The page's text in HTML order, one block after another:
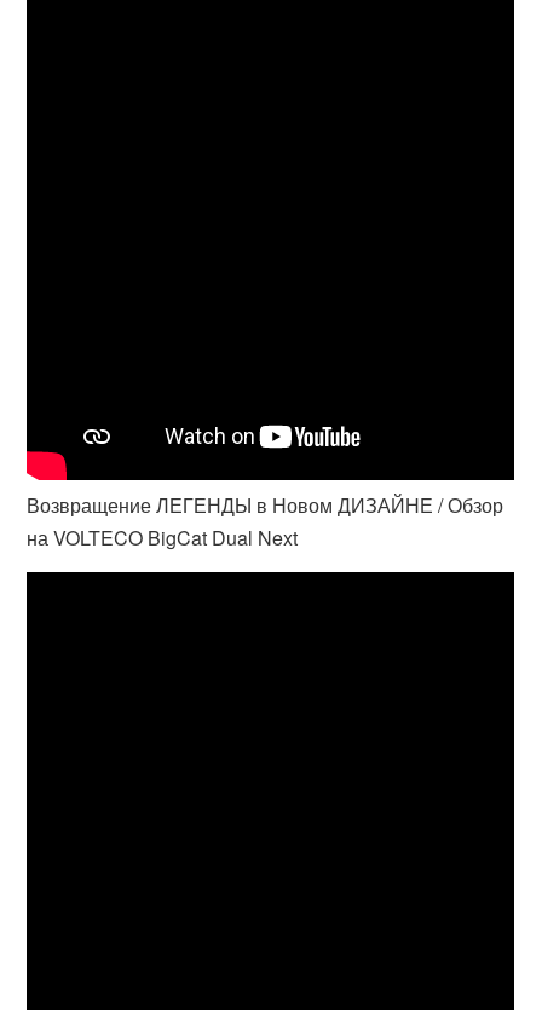
Возвращение ЛЕГЕНДЫ в Новом ДИЗАЙНЕ / Обзор
на VOLTECO BigCat Dual Next